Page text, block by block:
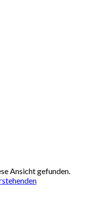
Ansicht gefunden.